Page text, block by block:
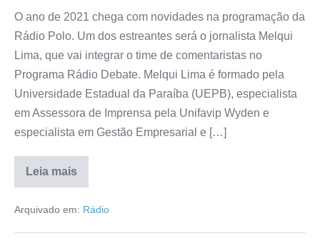
O ano de 2021 chega com novidades na programação da
Rádio Polo. Um dos estreantes será o jornalista Melqui
Lima, que vai integrar o time de comentaristas no
Programa Rádio Debate. Melqui Lima é formado pela
Universidade Estadual da Paraíba (UEPB), especialista
em Assessora de Imprensa pela Unifavip Wyden e
especialista em Gestão Empresarial e […]
Leia mais
Arquivado em: Rádio